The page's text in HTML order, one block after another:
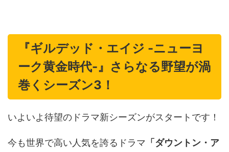
『ギルデッド・エイジ -ニューヨ
ーク黄金時代-』さらなる野望が渦
巻くシーズン3！
いよいよ待望のドラマ新シーズンがスタートです！
今も世界で高い人気を誇るドラマ 「ダウントン・ア